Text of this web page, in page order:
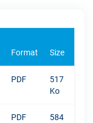
Format Size
PDF
517
Ko
PDF
584